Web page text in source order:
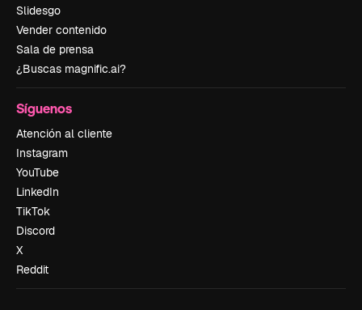
Slidesgo
Vender contenido
Sala de prensa
¿Buscas magnific.ai?
Síguenos
Atención al cliente
Instagram
YouTube
LinkedIn
TikTok
Discord
X
Reddit